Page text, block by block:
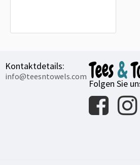
Kontaktdetails:
info@teesntowels.com
Folgen Sie